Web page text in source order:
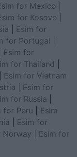
for Mexico
for Kosovo
Esim for
for Portugal
Esim for
for Thailand
Esim for Vietnam
Esim for
for Russia
for Peru
Esim
Esim for
Norway
Esim for